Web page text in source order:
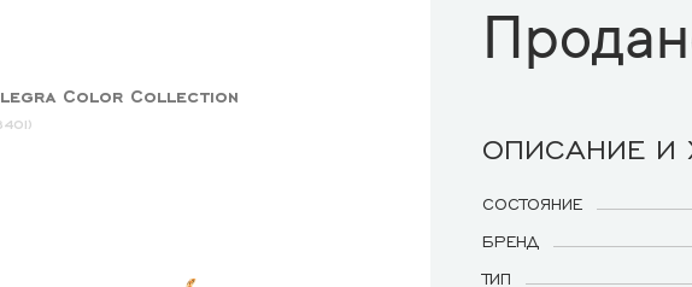
Color Collection
ОПИСАНИЕ И
СОСТОЯНИЕ
БРЕНД
ТИП